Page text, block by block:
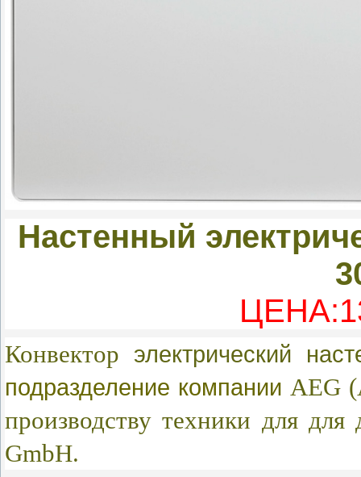
Настенный
Конвектор электрический
подразделение компании AEG
производству техники для
GmbH.